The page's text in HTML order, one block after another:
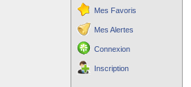
Mes Favoris
Mes Alertes
Connexion
Inscription